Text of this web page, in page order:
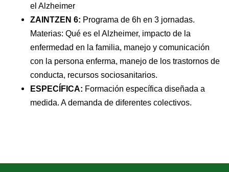
el Alzheimer
ZAINTZEN 6: Programa de 6h en 3 jornadas.
Materias: Qué es el Alzheimer, impacto de la
enfermedad en la familia, manejo y comunicación
con la persona enferma, manejo de los trastornos de
conducta, recursos sociosanitarios.
ESPECÍFICA: Formación específica diseñada a
medida. A demanda de diferentes colectivos.